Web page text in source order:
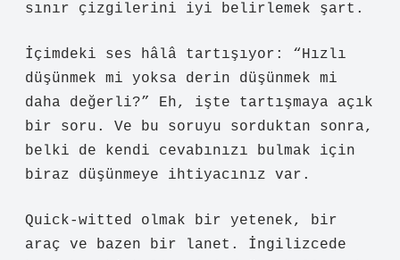
sınır çizgilerini iyi belirlemek şart.
İçimdeki ses hâlâ tartışıyor: “Hızlı
düşünmek mi yoksa derin düşünmek mi
daha değerli?” Eh, işte tartışmaya açık
bir soru. Ve bu soruyu sorduktan sonra,
belki de kendi cevabınızı bulmak için
biraz düşünmeye ihtiyacınız var.
Quick-witted olmak bir yetenek, bir
araç ve bazen bir lanet. İngilizcede